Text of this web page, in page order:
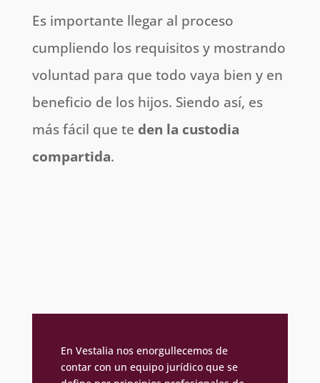
Es importante llegar al proceso
cumpliendo los requisitos y mostrando
voluntad para que todo vaya bien y en
beneficio de los hijos. Siendo así, es
más fácil que te den la custodia
compartida.
En Vestalia nos enorgullecemos de
contar con un equipo jurídico que se